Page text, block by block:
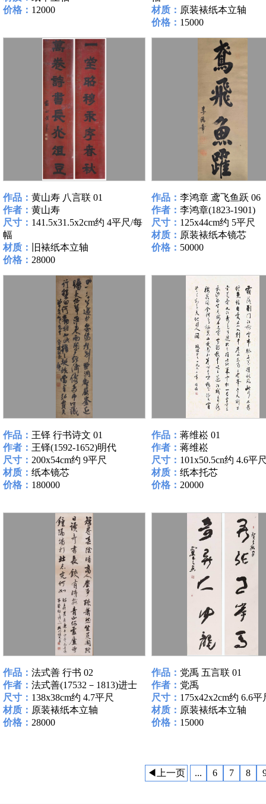
价格： 12000
材质： 原装裱纸本立轴
价格： 15000
作品： 黄山寿 八言联 01
作者： 黄山寿
尺寸： 141.5x31.5x2cm约 4平尺/每
幅
材质：
旧裱纸本立轴
价格： 28000
作品： 李鸿章 鸢飞鱼跃 06
作者： 李鸿章(1823-1901)
尺寸： 125x44cm约 5平尺
材质： 原装裱纸本镜芯
价格： 50000
作品： 王铎 行书诗文 01
作者： 王铎(1592-1652)明代
尺寸： 200x54cm约 9平尺
材质： 纸本镜芯
价格： 180000
作品： 蒋维崧 01
作者： 蒋维崧
尺寸： 101x50.5cn约 4.6平
材质： 纸本托芯
价格： 20000
作品： 法式善 行书 02
作者： 法式善(17532－1813)进士
尺寸： 138x38cm约 4.7平尺
材质： 原装裱纸本立轴
价格： 28000
作品： 党禹 五言联 01
作者： 党禹
尺寸： 175x42x2cm约 6.6
材质： 原装裱纸本立轴
价格： 15000
◀上一页 ... 6 7 8